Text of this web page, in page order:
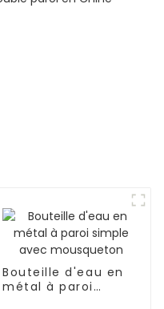
Bouteille d'eau en
métal à paroi